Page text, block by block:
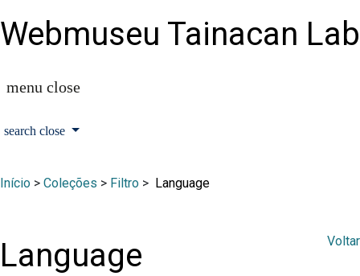
Webmuseu Tainacan Lab
Início > Coleções > Filtro > Language
Language Voltar